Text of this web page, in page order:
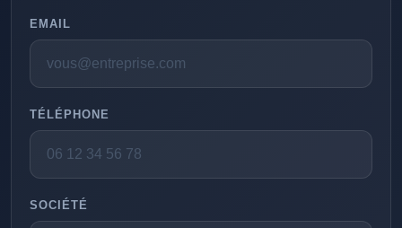
EMAIL
TÉLÉPHONE
SOCIÉTÉ